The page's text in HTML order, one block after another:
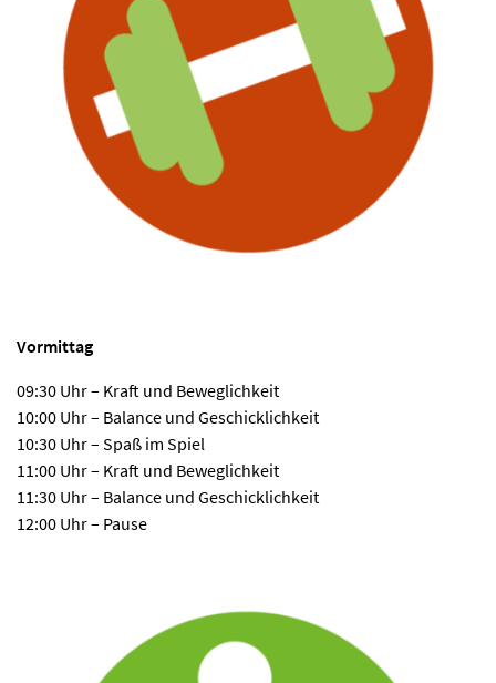
Vormittag
09:30 Uhr – Kraft und Beweglichkeit
10:00 Uhr – Balance und Geschicklichkeit
10:30 Uhr – Spaß im Spiel
11:00 Uhr – Kraft und Beweglichkeit
11:30 Uhr – Balance und Geschicklichkeit
12:00 Uhr – Pause